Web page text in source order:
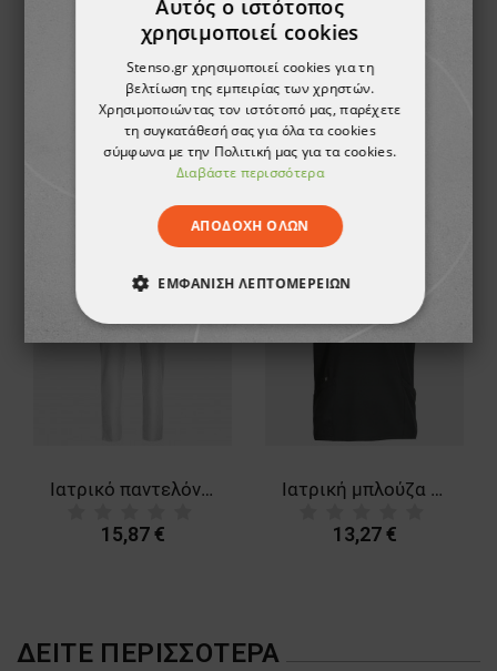
Ιατρικό παντελόνι MONI GRAPHITE
15,87 €
Ιατρικό παντελόνι MONI WHITE
15,87 €
Ιατρική μπλούζα MONI BLACK
13,27 €
ΔΕΊΤΕ ΠΕΡΙΣΣΌΤΕΡΑ
Αυτός ο ιστότοπος
χρησιμοποιεί cookies
Stenso.gr χρησιμοποιεί cookies για τη
βελτίωση της εμπειρίας των χρηστών.
Χρησιμοποιώντας τον ιστότοπό μας, παρέχετε
τη συγκατάθεσή σας για όλα τα cookies
σύμφωνα με την Πολιτική μας για τα cookies.
Διαβάστε περισσότερα
ΑΠΟΔΟΧΉ ΌΛΩΝ
ΕΜΦΆΝΙΣΗ ΛΕΠΤΟΜΕΡΕΙΏΝ
ΑΠΟΛΎΤΩΣ ΑΠΑΡΑΊΤΗΤΑ
ΜΗ ΤΑΞΙΝΟΜΗΜΈΝΑ